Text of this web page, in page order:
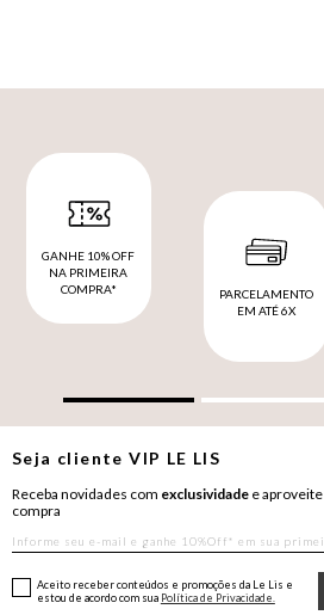
GANHE 10% OFF
NA PRIMEIRA
COMPRA*
PARCELAMENTO
EM ATÉ 6X
Seja clienteVIP LE LIS
Receba novidades com exclusividade e aproveite
compra
Aceito receber conteúdos e promoções da Le Lis e
estou de acordo com sua Política de Privacidade.